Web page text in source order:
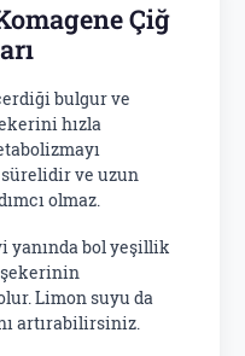
Çiğ
bulgur ve
hızla
sürelidir ve uzun
olmaz.
yanında bol yeşillik
Limon suyu da
artırabilirsiniz.